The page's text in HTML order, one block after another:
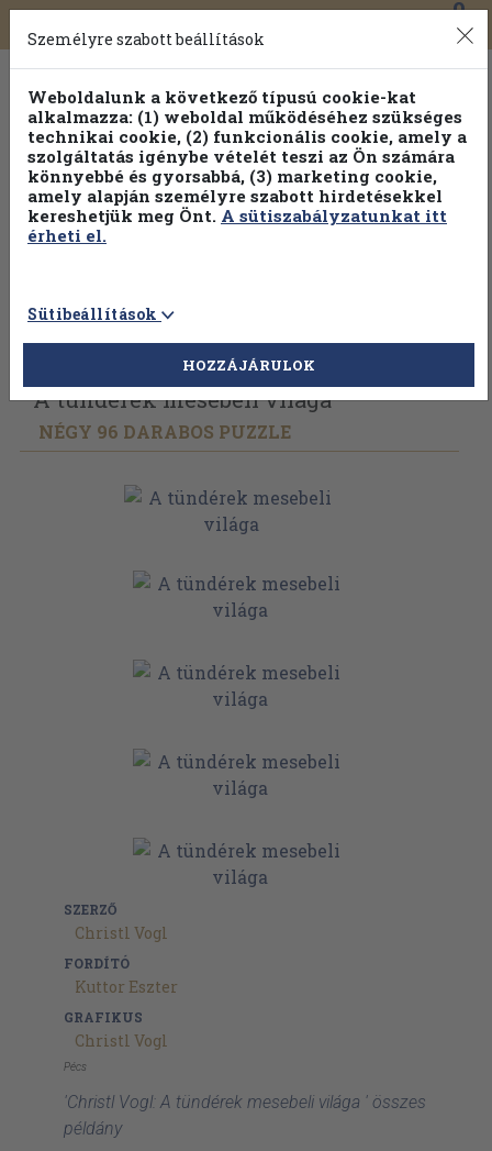
Toggle
navigation
0
Vissza az előző oldalra Válasszon példányt
A tündérek mesebeli világa
NÉGY 96 DARABOS PUZZLE
SZERZŐ
Christl Vogl
FORDÍTÓ
Kuttor Eszter
GRAFIKUS
Christl Vogl
Pécs
'Christl Vogl: A tündérek mesebeli világa ' összes
példány
Személyre szabott beállítások
Weboldalunk a következő típusú cookie-kat
alkalmazza: (1) weboldal működéséhez szükséges
technikai cookie, (2) funkcionális cookie, amely a
szolgáltatás igénybe vételét teszi az Ön számára
könnyebbé és gyorsabbá, (3) marketing cookie,
amely alapján személyre szabott hirdetésekkel
kereshetjük meg Önt. A sütiszabályzatunkat itt
érheti el.
Sütibeállítások
HOZZÁJÁRULOK